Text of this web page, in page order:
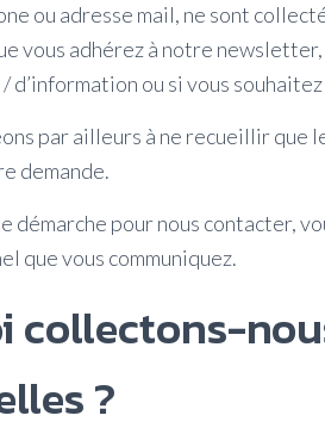
ou adresse mail, ne sont
vous adhérez à notre
d’information ou si vous
par ailleurs à ne recueillir
demande.
démarche pour nous contacter,
que vous communiquez.
collectons-
?